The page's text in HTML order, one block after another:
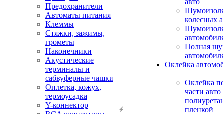
Предохранители
Автоматы питания
Клеммы
Стяжки, зажимы,
грометы
Наконечники
Акустические
терминалы и
сабвуферные чашки
Оплетка, кожух,
термоусадка
Y-коннектор
авто
колесных
Полная
Оклейка
Оклейка
части авто
пленкой